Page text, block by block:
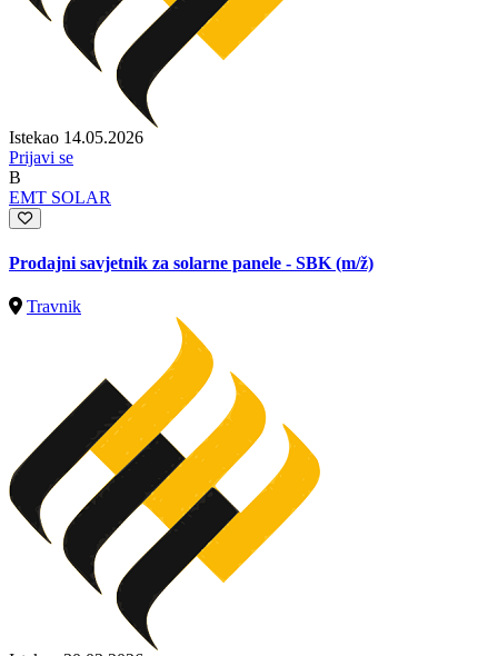
Istekao 14.05.2026
Prijavi se
B
EMT SOLAR
Prodajni savjetnik za solarne panele - SBK (m/ž)
Travnik